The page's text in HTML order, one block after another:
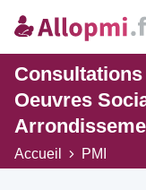
Oeuvres
Accueil PMI